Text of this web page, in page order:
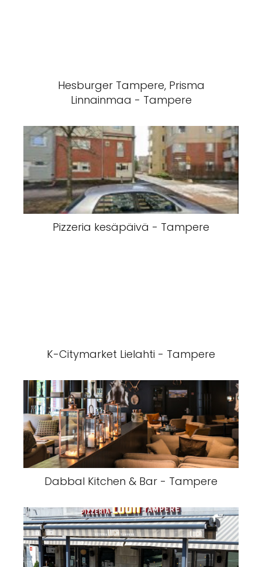
Hesburger Tampere, Prisma
Linnainmaa - Tampere
Pizzeria kesäpäivä - Tampere
K-Citymarket Lielahti - Tampere
Dabbal Kitchen & Bar - Tampere